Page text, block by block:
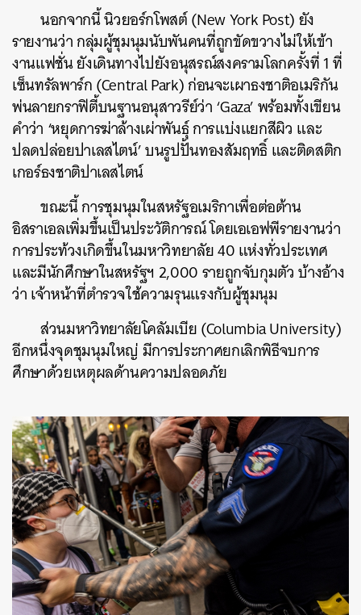
นอกจากนี้ นิวยอร์กโพสต์ (New York Post) ยัง
รายงานว่า กลุ่มผู้ชุมนุมนับพันคนที่ถูกขัดขวางไม่ให้เข้า
งานแฟชั่น ยังเดินทางไปยังอนุสรณ์สงครามโลกครั้งที่ 1 ที่
เซ็นทรัลพาร์ก (Central Park) ก่อนจะเผาธงชาติอเมริกัน
พ่นลายกราฟิตี้บนฐานอนุสาวรีย์ว่า ‘Gaza’ พร้อมทั้งเขียน
คำว่า ‘หยุดการฆ่าล้างเผ่าพันธุ์ การแบ่งแยกสีผิว และ
ปลดปล่อยปาเลสไตน์’ บนรูปปั้นทองสัมฤทธิ์ และติดสติก
เกอร์ธงชาติปาเลสไตน์
ขณะนี้ การชุมนุมในสหรัฐอเมริกาเพื่อต่อต้าน
อิสราเอลเพิ่มขึ้นเป็นประวัติการณ์ โดยเอเอฟพีรายงานว่า
การประท้วงเกิดขึ้นในมหาวิทยาลัย 40 แห่งทั่วประเทศ
และมีนักศึกษาในสหรัฐฯ 2,000 รายถูกจับกุมตัว บ้างอ้าง
ว่า เจ้าหน้าที่ตำรวจใช้ความรุนแรงกับผู้ชุมนุม
ส่วนมหาวิทยาลัยโคลัมเบีย (Columbia University)
อีกหนึ่งจุดชุมนุมใหญ่ มีการประกาศยกเลิกพิธีจบการ
ศึกษาด้วยเหตุผลด้านความปลอดภัย